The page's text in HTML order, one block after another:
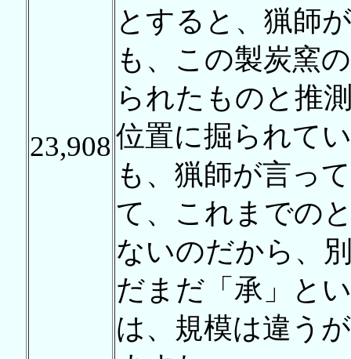
23,908
とすると、猟師
も、この製炭窯
られたものと推
位置に掘られて
も、猟師が言っ
て、これまでの
ないのだから、
だまだ「承」と
は、規模は違う